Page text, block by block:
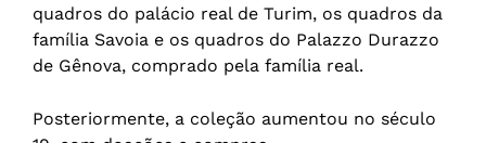
quadros do palácio real de Turim, os quadros da
família Savoia e os quadros do Palazzo Durazzo
de Gênova, comprado pela família real.
Posteriormente, a coleção aumentou no século